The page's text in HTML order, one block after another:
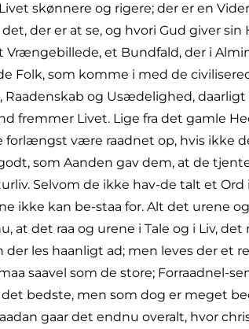
skønnere og rigere; der er en
der er at se, og hvori Gud giver
Vrængebillede, et Bundfald, der i
Folk, som komme i med de
og Usædelighed,
fremmer Livet. Lige fra det gamle
være raadnet op, hvis ikke
som Aanden gav dem, at de
Selvom de ikke hav-de talt et
ikke kan be-staa for. Alt det urene
at det raa og urene i Tale og i Liv,
les haanligt ad; men leves der et
saavel som de store; Forraadnel-
bedste, men som dog er meget
gaar det endnu overalt, hvor